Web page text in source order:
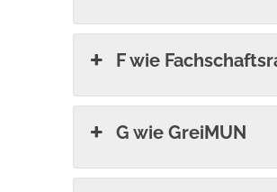
F wie
G wie GreiMUN